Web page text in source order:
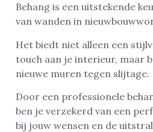
Behang is een uitstekende
van wanden in
Het biedt niet alleen een
touch aan je interieur, maar
nieuwe muren tegen slijtage.
Door een professionele
ben je verzekerd van een
bij jouw wensen en de